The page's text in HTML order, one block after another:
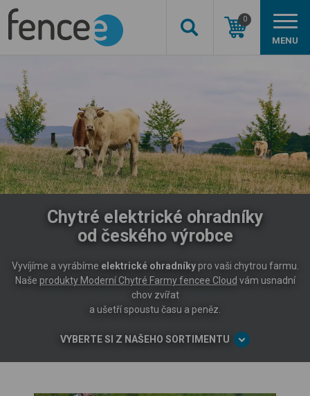
0
MENU
Chytré elektrické ohradníky
od českého výrobce
Vyvíjíme a vyrábíme elektrické ohradníkypro vaši chytrou farmu.
Naše produkty Moderní Chytré Farmy fencee Cloud vám usnadní
chov zvířat
a ušetří spoustu času a peněz.
VYBERTE SI Z NAŠEHO SORTIMENTU